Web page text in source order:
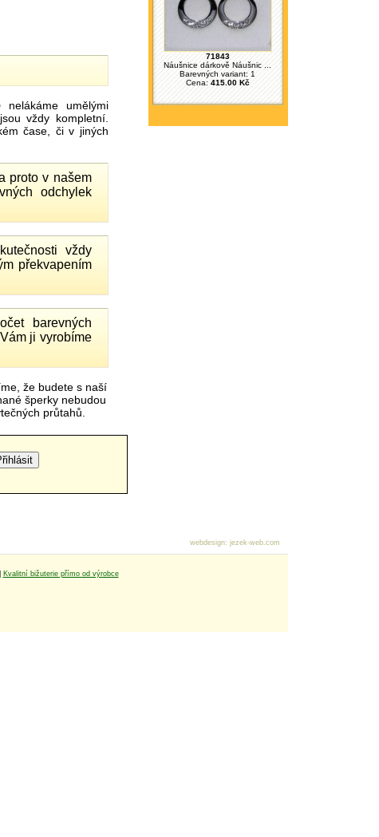
71843
Náušnice dárkově Náušnic ...
Barevných variant: 1
Cena: 415.00 Kč
nelákáme umělými
vždy kompletní.
čase, či v jiných
proto v našem
odchylek
vždy
překvapením
barevných
ji vyrobíme
že budete s naší
šperky nebudou
průtahů.
Kvalitní bižuterie přímo od výrobce
webdesign: jezek-web.com